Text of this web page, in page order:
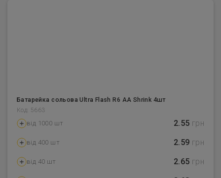
Батарейка сольова Ultra Flash R6 AA Shrink 4шт
Код: 5663
від 1000 шт 2.55 грн
від 400 шт 2.59 грн
від 40 шт 2.65 грн